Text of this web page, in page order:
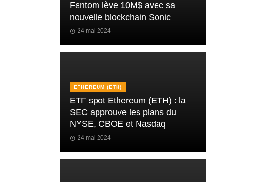
Fantom lève 10M$ avec sa
nouvelle blockchain Sonic
24 mai 2024
ETHEREUM (ETH)
ETF spot Ethereum (ETH) : la
SEC approuve les plans du
NYSE, CBOE et Nasdaq
24 mai 2024